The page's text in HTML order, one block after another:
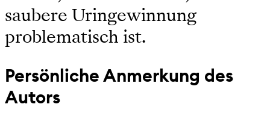
saubere Uringewinnung
problematisch ist.
Persönliche Anmerkung des
Autors